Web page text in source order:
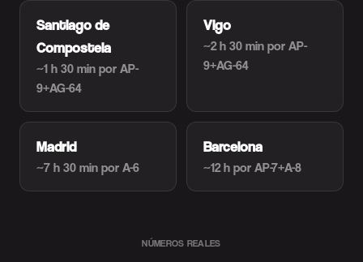
Santiago de
Compostela
~1 h 30 min por AP-
9+AG-64
Vigo
~2 h 30 min por AP-
9+AG-64
Madrid
~7 h 30 min por A-6
Barcelona
~12 h por AP-7+A-8
NÚMEROS REALES